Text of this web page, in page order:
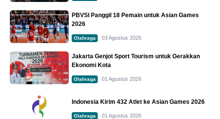
PBVSI Panggil 18 Pemain untuk Asian Games
2026
Olahraga 03 Agustus 2026
Jakarta Genjot Sport Tourism untuk Gerakkan
Ekonomi Kota
Olahraga 01 Agustus 2026
Indonesia Kirim 432 Atlet ke Asian Games 2026
Olahraga 01 Agustus 2026